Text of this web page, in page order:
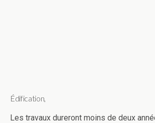
Édification,
Les travaux dureront moins de deux